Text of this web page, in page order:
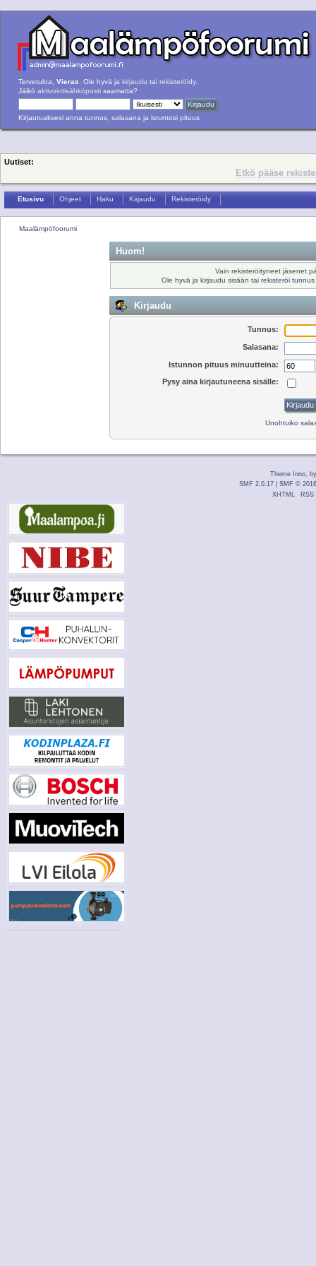
Tervetuloa, Vieras . Ole hyvä ja kirjaudu tai rekisteröidy.
Jäikö aktivointisähköposti saamatta?
Kirjautuaksesi anna tunnus, salasana ja istuntosi pituus
Uutiset:
Etkö pääse
Etusivu Ohjeet Haku Kirjaudu Rekisteröidy
Maalämpöfoorumi
Huom!
Vain rekisteröityneet jäsenet
Ole hyvä ja kirjaudu sisään tai rekisteröi tunnus
Kirjaudu
Tunnus:
Salasana:
Istunnon pituus minuutteina:
Pysy aina kirjautuneena sisälle:
Unohtuiko
Theme Inno,
SMF 2.0.17
SMF © 2016
XHTML
RSS